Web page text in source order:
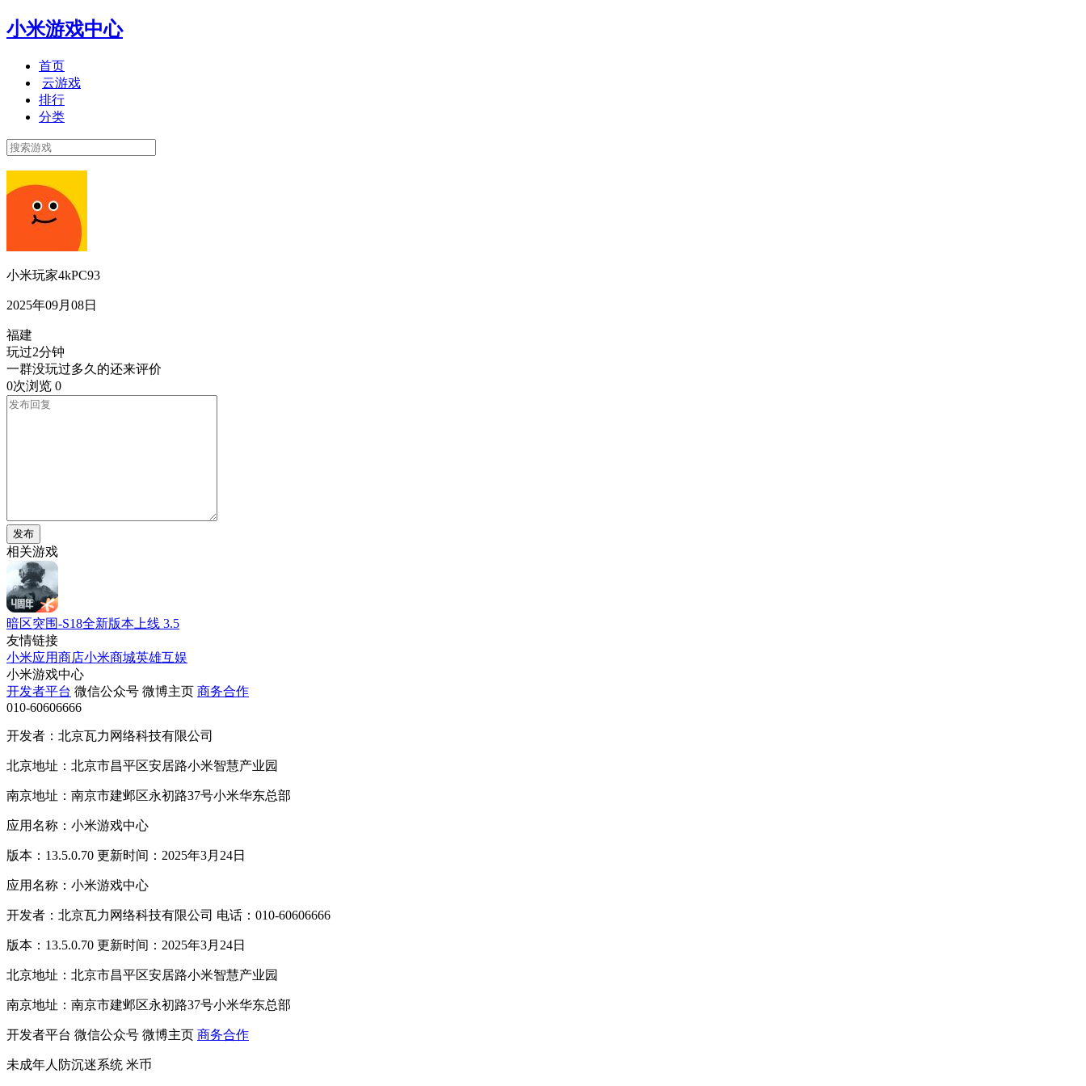
小米游戏中心
首页
云游戏
排行
分类
小米玩家4kPC93
2025年09月08日
福建
玩过2分钟
一群没玩过多久的还来评价
0次浏览 0
发布
相关游戏
暗区突围-S18全新版本上线 3.5
友情链接
小米应用商店小米商城英雄互娱
小米游戏中心
开发者平台 微信公众号 微博主页 商务合作
010-60606666
开发者：北京瓦力网络科技有限公司
北京地址：北京市昌平区安居路小米智慧产业园
南京地址：南京市建邺区永初路37号小米华东总部
应用名称：小米游戏中心
版本：13.5.0.70 更新时间：2025年3月24日
应用名称：小米游戏中心
开发者：北京瓦力网络科技有限公司 电话：010-60606666
版本：13.5.0.70 更新时间：2025年3月24日
北京地址：北京市昌平区安居路小米智慧产业园
南京地址：南京市建邺区永初路37号小米华东总部
开发者平台 微信公众号 微博主页 商务合作
未成年人防沉迷系统 米币